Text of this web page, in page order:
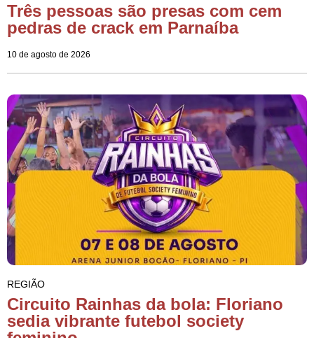
Três pessoas são presas com cem
pedras de crack em Parnaíba
10 de agosto de 2026
REGIÃO
Circuito Rainhas da bola: Floriano
sedia vibrante futebol society